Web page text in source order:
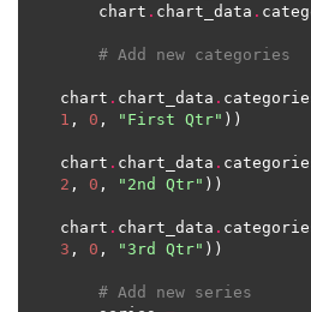
    chart
. chart_data .
# Add new categories
chart . chart_data .
1 , 0 , "First Qtr"
chart . chart_data .
2 , 0 , "2nd Qtr"
chart . chart_data .
3 , 0 , "3rd Qtr"
# Add new series